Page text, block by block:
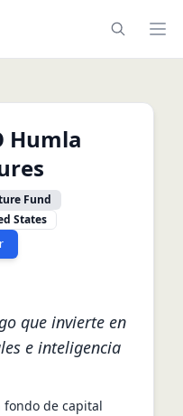
Humla
Fund
States
que invierte en
e inteligencia
fondo de capital